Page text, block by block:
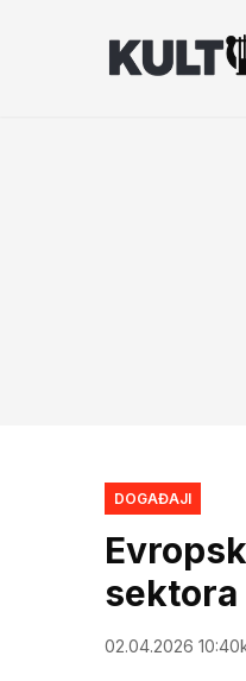
DOGAĐAJI
sektora
02.04.2026 10:40